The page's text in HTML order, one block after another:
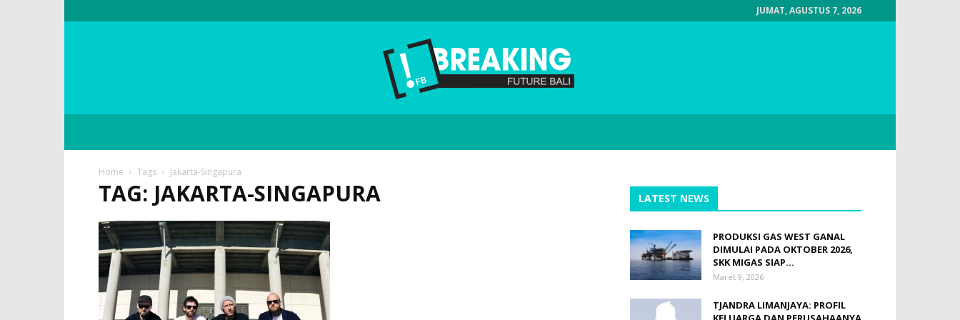
JUMAT, AGUSTUS 7, 2026
Home Tags Jakarta-Singapura
TAG: JAKARTA-SINGAPURA LATEST NEWS
PRODUKSI GAS WEST GANAL
DIMULAI PADA OKTOBER 2026,
SKK MIGAS SIAP...
Maret 9, 2026
TJANDRA LIMANJAYA: PROFIL